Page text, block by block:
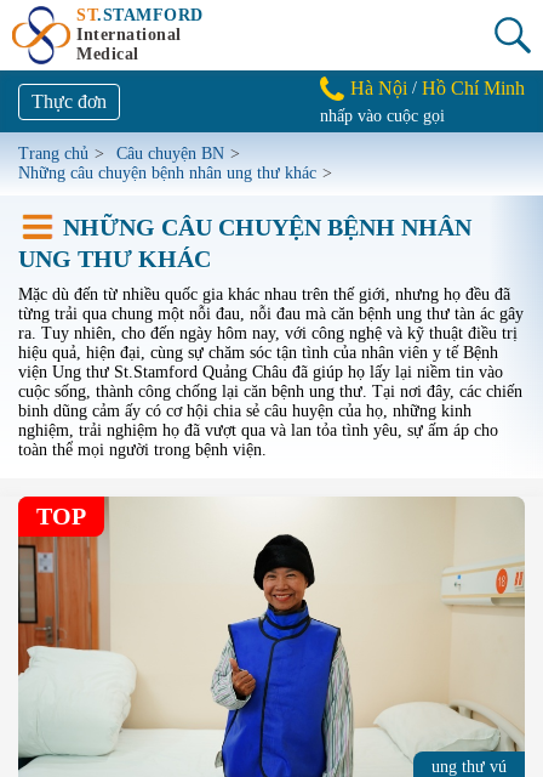
ST.STAMFORD
International
Medical
Thực đơn
Hà Nội / Hồ Chí Minh
nhấp vào cuộc gọi
Trang chủ > Câu chuyện BN >
Những câu chuyện bệnh nhân ung thư khác >
NHỮNG CÂU CHUYỆN BỆNH NHÂN
UNG THƯ KHÁC
Mặc dù đến từ nhiều quốc gia khác nhau trên thế giới, nhưng họ đều đã
từng trải qua chung một nỗi đau, nỗi đau mà căn bệnh ung thư tàn ác gây
ra. Tuy nhiên, cho đến ngày hôm nay, với công nghệ và kỹ thuật điều trị
hiệu quả, hiện đại, cùng sự chăm sóc tận tình của nhân viên y tế Bệnh
viện Ung thư St.Stamford Quảng Châu đã giúp họ lấy lại niềm tin vào
cuộc sống, thành công chống lại căn bệnh ung thư. Tại nơi đây, các chiến
binh dũng cảm ấy có cơ hội chia sẻ câu huyện của họ, những kinh
nghiệm, trải nghiệm họ đã vượt qua và lan tỏa tình yêu, sự ấm áp cho
toàn thể mọi người trong bệnh viện.
TOP
ung thư vú